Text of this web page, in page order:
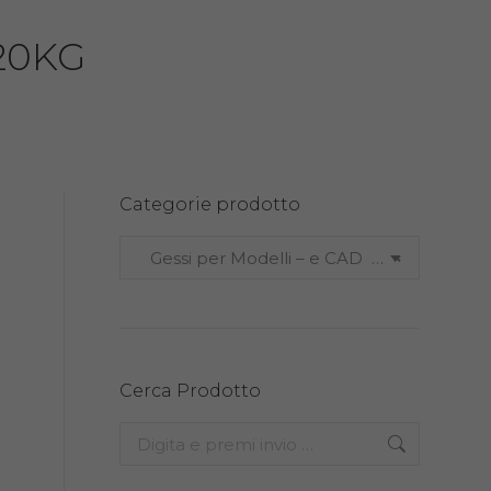
Categorie prodotto
×
Gessi per Modelli – e CAD (12)
Cerca Prodotto